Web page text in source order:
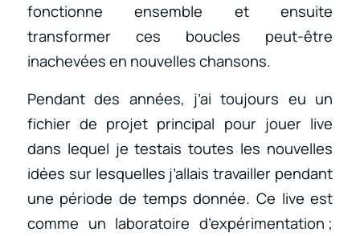
fonctionne ensemble et ensuite
transformer ces boucles peut-être
inachevées en nouvelles chansons.
Pendant des années, j’ai toujours eu un
fichier de projet principal pour jouer live
dans lequel je testais toutes les nouvelles
idées sur lesquelles j’allais travailler pendant
une période de temps donnée. Ce live est
comme un laboratoire d’expérimentation ;